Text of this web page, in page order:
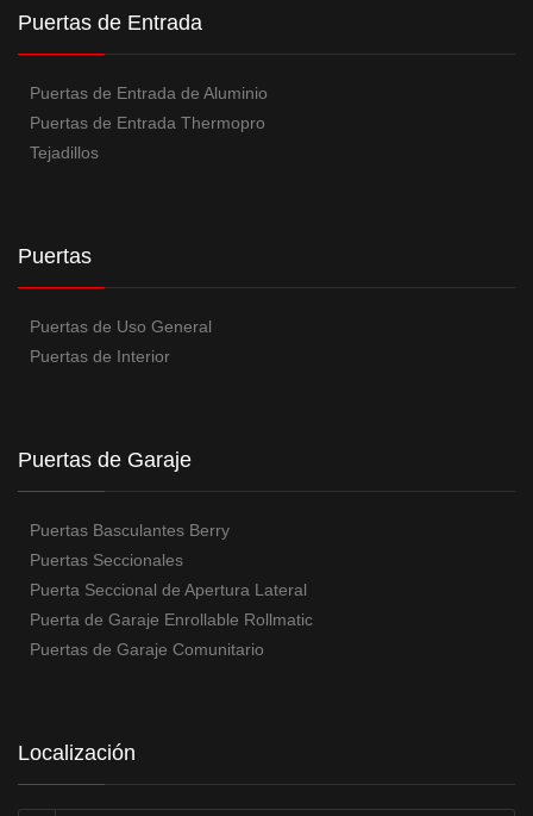
Puertas de Entrada
Puertas de Entrada de Aluminio
Puertas de Entrada Thermopro
Tejadillos
Puertas
Puertas de Uso General
Puertas de Interior
Puertas de Garaje
Puertas Basculantes Berry
Puertas Seccionales
Puerta Seccional de Apertura Lateral
Puerta de Garaje Enrollable Rollmatic
Puertas de Garaje Comunitario
Localización